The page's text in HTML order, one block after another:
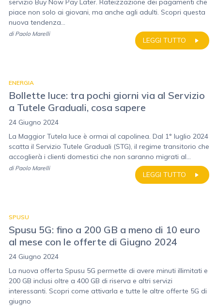
servizio Buy Now Pay Later. Rateizzazione dei pagamenti che
piace non solo ai giovani, ma anche agli adulti. Scopri questa
nuova tendenza...
LEGGI TUTTO
di Paolo Marelli
ENERGIA
Bollette luce: tra pochi giorni via al Servizio
a Tutele Graduali, cosa sapere
24 Giugno 2024
La Maggior Tutela luce è ormai al capolinea. Dal 1° luglio 2024
scatta il Servizio Tutele Graduali (STG), il regime transitorio che
accoglierà i clienti domestici che non saranno migrati al...
LEGGI TUTTO
di Paolo Marelli
SPUSU
Spusu 5G: fino a 200 GB a meno di 10 euro
al mese con le offerte di Giugno 2024
24 Giugno 2024
La nuova offerta Spusu 5G permette di avere minuti illimitati e
200 GB inclusi oltre a 400 GB di riserva e altri servizi
interessanti. Scopri come attivarla e tutte le altre offerte 5G di
giugno